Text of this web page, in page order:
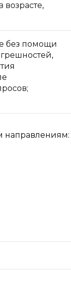
возрасте,
без помощи
направлениям: